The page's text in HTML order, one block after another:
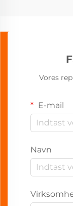
Vores
E-mail
Navn